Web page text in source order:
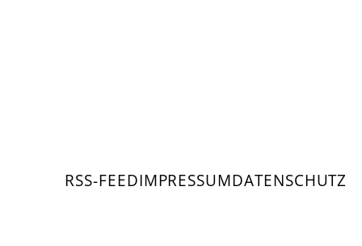
RSS-FEEDIMPRESSUMDATENSCHUTZ